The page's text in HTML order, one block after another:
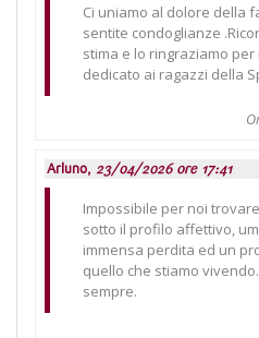
Ci uniamo al dolore della
sentite condoglianze
stima e lo ringraziamo
dedicato ai ragazzi della
Arluno, 23/04/2026 ore 17:41
Impossibile per noi
sotto il profilo affettivo,
immensa perdita ed un
quello che stiamo
sempre.